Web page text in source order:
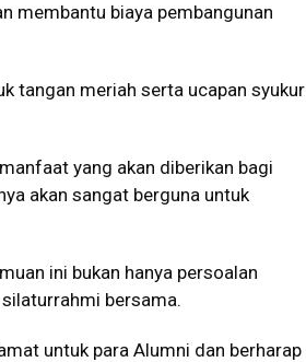
membantu biaya pembangunan
tangan meriah serta ucapan syukur
yang akan diberikan bagi
akan sangat berguna untuk
ini bukan hanya persoalan
bersama.
untuk para Alumni dan berharap